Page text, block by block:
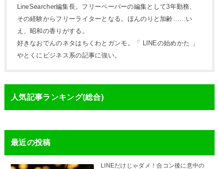
LineSearcher編集長。フリーペーパーの編集として3年勤務、
その経験からフリーライターとなる。ほんのりと加齢……い
え、昭和の香りがする。
好きなおでんのネタはちくわとガンモ。「 LINEの始めかた 」
やとくにビジネス系の記事に強い。
人気記事ランキング(総合)
最近の投稿
LINEだけじゃダメ！合コン後に意中の